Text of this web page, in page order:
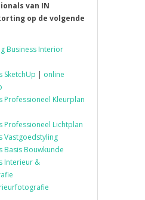
van IN
op de volgende
Business Interior
SketchUp | online
Professioneel Kleurplan
Professioneel Lichtplan
Vastgoedstyling
Basis Bouwkunde
Interieur &